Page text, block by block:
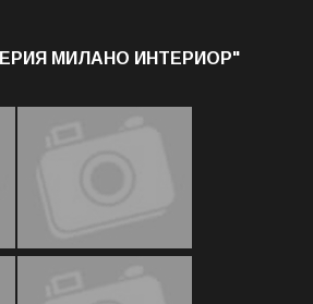
МИЛАНО ИНТЕРИОР"